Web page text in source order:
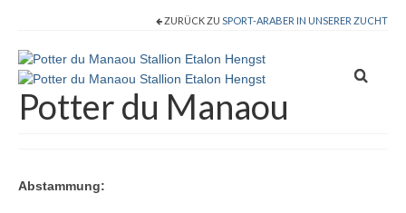
Galerie
Stammstuten
ZURÜCK ZU SPORT-ARABER IN UNSERER ZUCHT
Potter du Manaou
Abstammung: